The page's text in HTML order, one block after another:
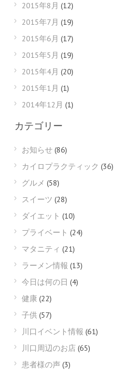
2015年8月 (12)
2015年7月 (19)
2015年6月 (17)
2015年5月 (19)
2015年4月 (20)
2015年1月 (1)
2014年12月 (1)
カテゴリー
お知らせ (86)
カイロプラクティック (36)
グルメ (58)
スイーツ (28)
ダイエット (10)
プライベート (24)
マタニティ (21)
ラーメン情報 (13)
今日は何の日 (4)
健康 (22)
子供 (57)
川口イベント情報 (61)
川口周辺のお店 (65)
患者様の声 (3)